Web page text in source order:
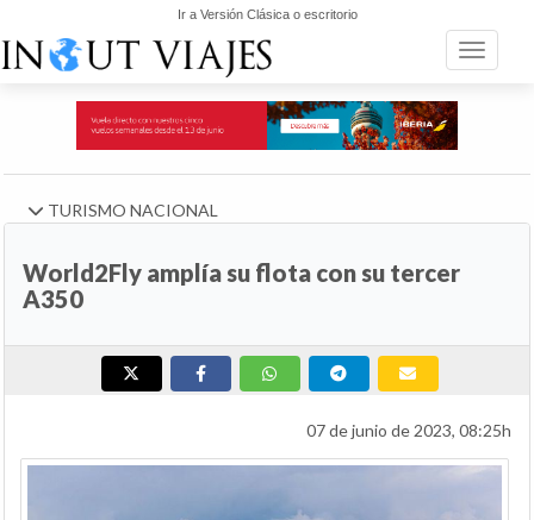
Ir a Versión Clásica o escritorio
Toggle
TURISMO NACIONAL
World2Fly amplía su flota con su tercer
A350
07 de junio de 2023, 08:25h